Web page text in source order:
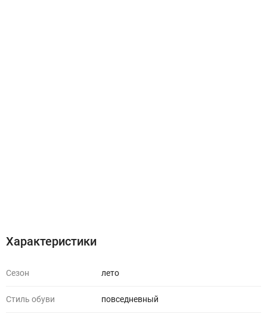
Характеристики
Сезон лето
Стиль обуви повседневный